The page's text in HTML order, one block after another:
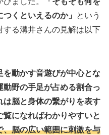
くといえるのか」 という
する溝井さんの見解は以下
を動かす音遊びが中心とな
動野の手足が占める割合っ
脳と身体の繋がりを表す
覧になればわかりやすいと
、脳の広い範囲に刺激を与